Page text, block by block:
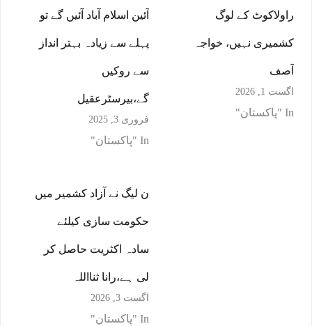
آئین اسلام آباد آئیں گے تو
پہلے سے زیادہ بہتر انداز
سے روکیں
گے،بیرسٹرعقیل
فروری 3, 2025
In "پاکستان"
راولاکوٹ کے لوگ
کشمیری نہیں، خواجہ
آصف
اگست 1, 2026
In "پاکستان"
ن لیگ نے آزاد کشمیر میں
حکومت سازی کیلئے
سادہ اکثریت حاصل کر
لی ہے،رانا ثنااللہ
اگست 3, 2026
In "پاکستان"